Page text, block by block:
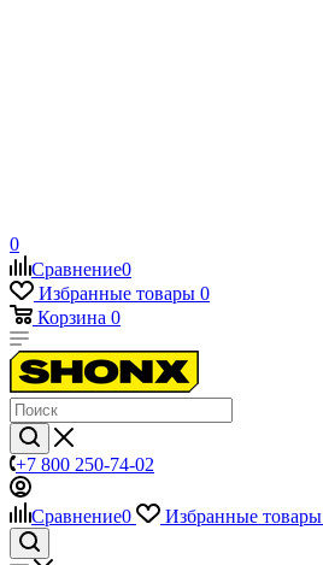
0
Сравнение0
Избранные товары 0
Корзина 0
+7 800 250-74-02
Сравнение0 Избранные товары